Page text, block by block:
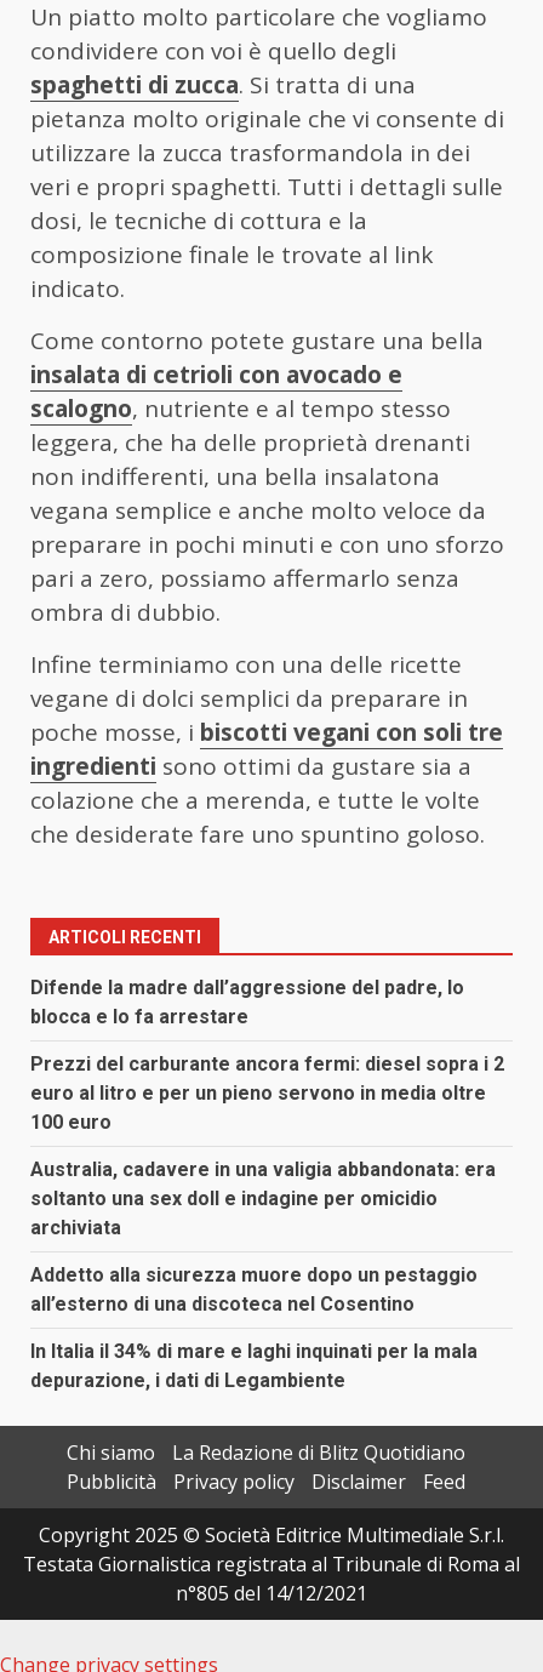
Un piatto molto particolare che vogliamo
condividere con voi è quello degli
spaghetti di zucca. Si tratta di una
pietanza molto originale che vi consente di
utilizzare la zucca trasformandola in dei
veri e propri spaghetti. Tutti i dettagli sulle
dosi, le tecniche di cottura e la
composizione finale le trovate al link
indicato.
Come contorno potete gustare una bella
insalata di cetrioli con avocado e
scalogno, nutriente e al tempo stesso
leggera, che ha delle proprietà drenanti
non indifferenti, una bella insalatona
vegana semplice e anche molto veloce da
preparare in pochi minuti e con uno sforzo
pari a zero, possiamo affermarlo senza
ombra di dubbio.
Infine terminiamo con una delle ricette
vegane di dolci semplici da preparare in
poche mosse, i biscotti vegani con soli tre
ingredienti sono ottimi da gustare sia a
colazione che a merenda, e tutte le volte
che desiderate fare uno spuntino goloso.
ARTICOLI RECENTI
Difende la madre dall’aggressione del padre, lo
blocca e lo fa arrestare
Prezzi del carburante ancora fermi: diesel sopra i 2
euro al litro e per un pieno servono in media oltre
100 euro
Australia, cadavere in una valigia abbandonata: era
soltanto una sex doll e indagine per omicidio
archiviata
Addetto alla sicurezza muore dopo un pestaggio
all’esterno di una discoteca nel Cosentino
In Italia il 34% di mare e laghi inquinati per la mala
depurazione, i dati di Legambiente
Chi siamo
La Redazione di Blitz Quotidiano
Pubblicità
Privacy policy Disclaimer
Feed
Copyright 2025 © Società Editrice Multimediale S.r.l.
Testata Giornalistica registrata al Tribunale di Roma al
n°805 del 14/12/2021
Change privacy settings